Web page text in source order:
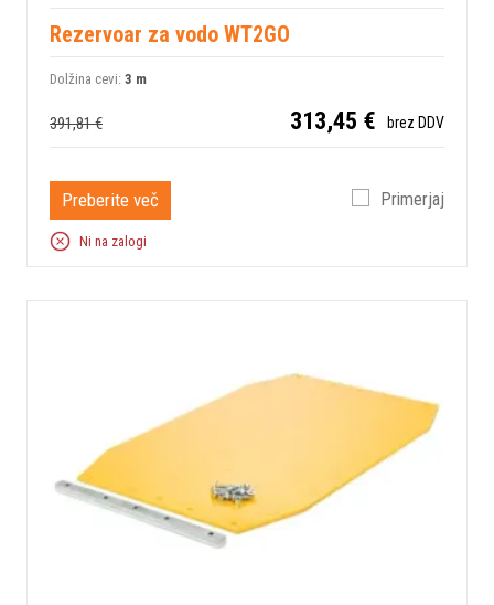
Rezervoar za vodo WT2GO
Dolžina cevi: 3 m
391,81 € 313,45 € brez DDV
Preberite več Primerjaj
Ni na zalogi